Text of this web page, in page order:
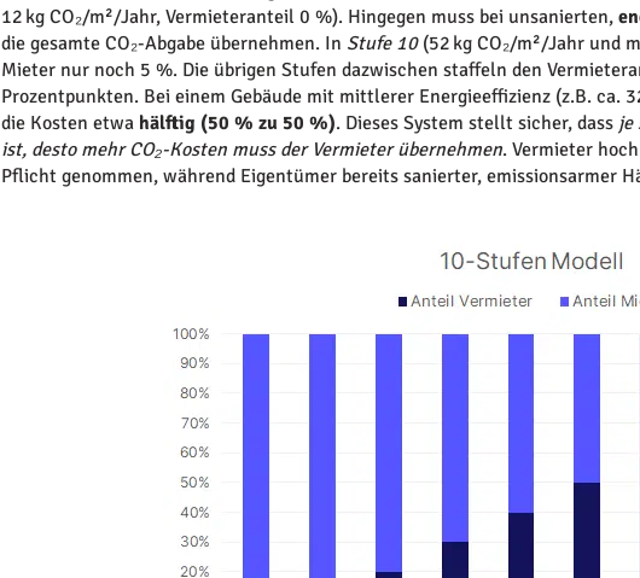
12 kg CO₂/m²/Jahr, Vermieteranteil 0 %). Hingegen muss bei unsanierten,
die gesamte CO₂-Abgabe übernehmen. In Stufe 10(52 kg CO₂/m²/Jahr und
Mieter nur noch 5 %. Die übrigen Stufen dazwischen staffeln den
Prozentpunkten. Bei einem Gebäude mit mittlerer Energieeffizienz (z.B. ca.
die Kosten etwa hälftig (50 % zu 50 %). Dieses System stellt sicher, dass je
ist, desto mehr CO₂-Kosten muss der Vermieter übernehmen. Vermieter
Pflicht genommen, während Eigentümer bereits sanierter, emissionsarmer